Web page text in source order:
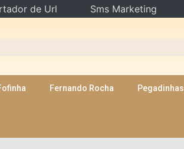
Fernando Rocha Pegadinhas
de Url Sms Marketing